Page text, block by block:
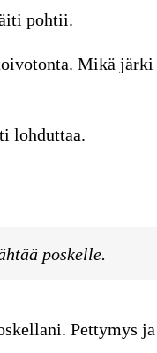
pohtii.
Mikä järki
lohduttaa.
poskelle.
Pettymys